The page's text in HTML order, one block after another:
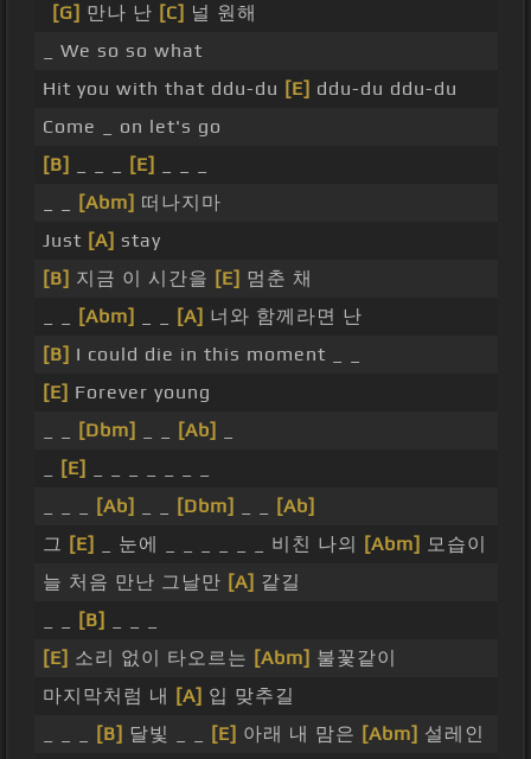
[G] 만나 난 [C] 널 원해
_ We so so what
Hit you with that ddu-du [E] ddu-du ddu-du
Come _ on let's go
[B]
[E]
[Abm] 떠나지마
Just [A] stay
[B] 지금 이 시간을 [E] 멈춘 채
[Abm] [A] 너와 함께라면 난
[B] I could die in this moment _ _
[E] Forever young
[Dbm] [Ab]
[E]
[Ab] [Dbm]
[Ab]
그 [E] _ 눈에 _ _ _ _ _ _ 비친 나의 [Abm] 모습이
늘 처음 만난 그날만 [A] 같길
[B]
[E] 소리 없이 타오르는 [Abm] 불꽃같이
마지막처럼 내
[A] 입 맞추길
[B] 달빛 _ _ [E] 아래 내 맘은 [Abm] 설레인